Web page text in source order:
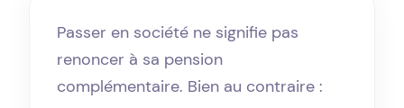
Passer en société ne signifie pas
renoncer à sa pension
complémentaire. Bien au contraire :